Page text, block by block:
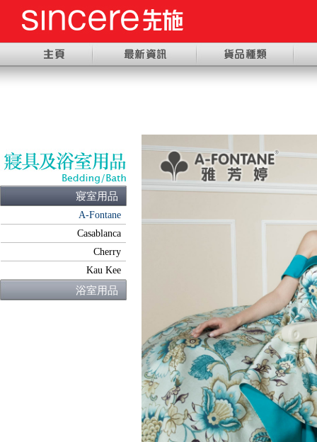
寢室用品
A-Fontane
Casablanca
Cherry
Kau Kee
浴室用品